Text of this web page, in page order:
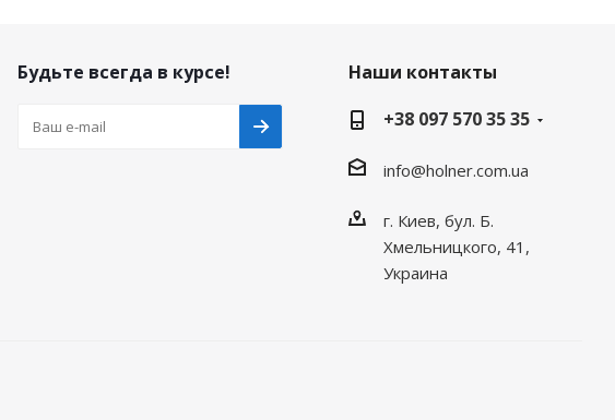
Будьте всегда в курсе!
Наши контакты
+38 097 570 35 35
info@holner.com.ua
г. Киев, бул. Б.
Хмельницкого, 41,
Украина